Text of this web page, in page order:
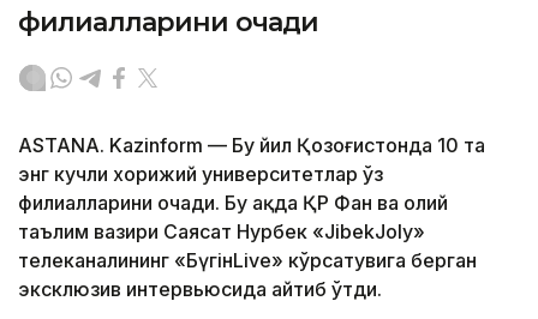
филиалларини очади
ASTANA. Kazinform — Бу йил Қозоғистонда 10 та
энг кучли хорижий университетлар ўз
филиалларини очади. Бу ҳақда ҚР Фан ва олий
таълим вазири Саясат Нурбек «JibekJoly»
телеканалининг «БүгінLive» кўрсатувига берган
эксклюзив интервьюсида айтиб ўтди.